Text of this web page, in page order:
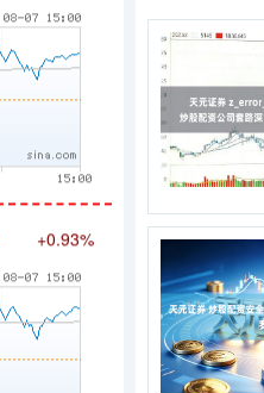
+0.93%